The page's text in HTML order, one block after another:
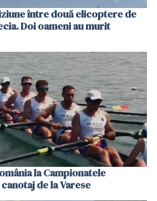
între două elicoptere de
Doi oameni au murit
la Campionatele
de la Varese